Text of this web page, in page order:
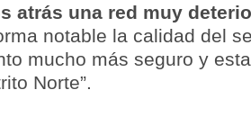
atrás una red muy
notable la calidad del
mucho más seguro y
Norte”.